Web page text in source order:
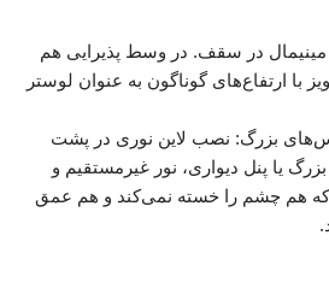
مینیمال در سقف. در وسط پذیرایی هم
با ارتفاع‌های گوناگون به عنوان لوستر
بزرگ: نصب لاین نوری در پشت
یا پنل دیواری، نور غیرمستقیم و
که هم چشم را خسته نمی‌کند و هم عمق